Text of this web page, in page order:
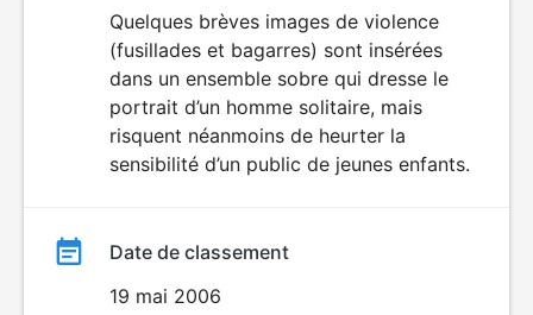
DÉCONSEILLÉ
AUX JEUNES
ENFANTS
Quelques brèves images de violence
(fusillades et bagarres) sont insérées
dans un ensemble sobre qui dresse le
portrait d’un homme solitaire, mais
risquent néanmoins de heurter la
sensibilité d’un public de jeunes enfants.
Date de classement
19 mai 2006